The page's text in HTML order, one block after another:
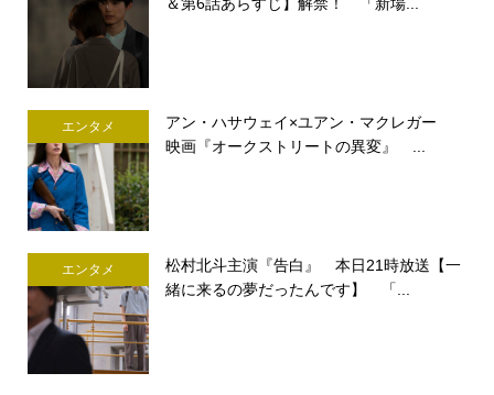
＆第6話あらすじ】解禁！ 「新場...
エンタメ
アン・ハサウェイ×ユアン・マクレガー
映画『オークストリートの異変』 ...
エンタメ
松村北斗主演『告白』 本日21時放送【一
緒に来るの夢だったんです】 「...